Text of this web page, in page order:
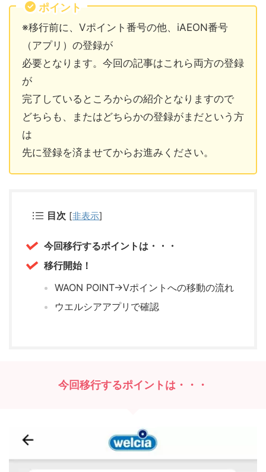
ポイント
※移行前に、Vポイント番号の他、iAEON番号
（アプリ）の登録が
必要となります。今回の記事はこれら両方の登録
が
完了しているところからの紹介となりますので
どちらも、またはどちらかの登録がまだという方
は
先に登録を済ませてからお進みください。
目次 [非表示]
今回移行するポイントは・・・
移行開始！
WAON POINT→Vポイントへの移動の流れ
ウエルシアアプリで確認
今回移行するポイントは・・・